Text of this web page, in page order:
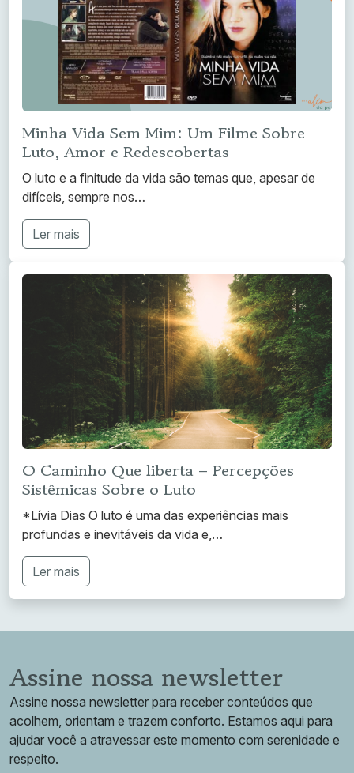
Minha Vida Sem Mim: Um Filme Sobre
Luto, Amor e Redescobertas
O luto e a finitude da vida são temas que, apesar de
difíceis, sempre nos…
Ler mais
O Caminho Que liberta – Percepções
Sistêmicas Sobre o Luto
*Lívia Dias O luto é uma das experiências mais
profundas e inevitáveis da vida e,…
Ler mais
Assine nossa newsletter
Assine nossa newsletter para receber conteúdos que
acolhem, orientam e trazem conforto. Estamos aqui para
ajudar você a atravessar este momento com serenidade e
respeito.